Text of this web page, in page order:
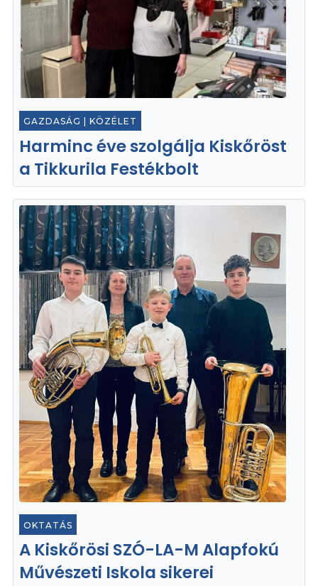
GAZDASÁG KÖZÉLET
Harminc éve szolgálja Kiskőröst
a Tikkurila Festékbolt
OKTATÁS
A Kiskőrösi SZÓ-LA-M Alapfokú
Művészeti Iskola sikerei